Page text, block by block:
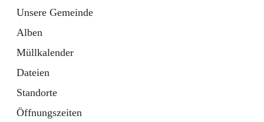
Unsere Gemeinde
Alben
Müllkalender
Dateien
Standorte
Öffnungszeiten
Tab
Bebauungsplan
öffnet
in
neuem
Tab